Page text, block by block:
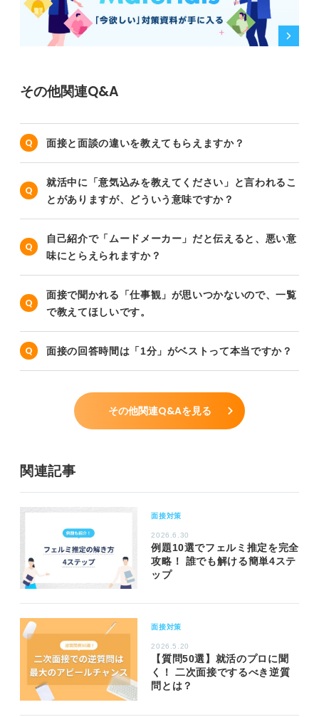
その他関連Q&A
面接と面談の違いを教えてもらえますか？
就活中に「意気込みを教えてください」と言われるこ
とがありますが、どういう意味ですか？
自己紹介で「ムードメーカー」だと伝えると、悪い意
味にとらえられますか？
面接で聞かれる「仕事観」が思いつかないので、一覧
で教えてほしいです。
面接の回答時間は「1分」がベストって本当ですか？
その他関連Q&Aを見る
関連記事
面接対策
2026.6.30
例題10選でフェルミ推定を完全
攻略！ 誰でも解ける簡単4ステ
ップ
面接対策
2026.5.20
【質問50選】就活のプロに聞
く！ 二次面接でするべき逆質
問とは？